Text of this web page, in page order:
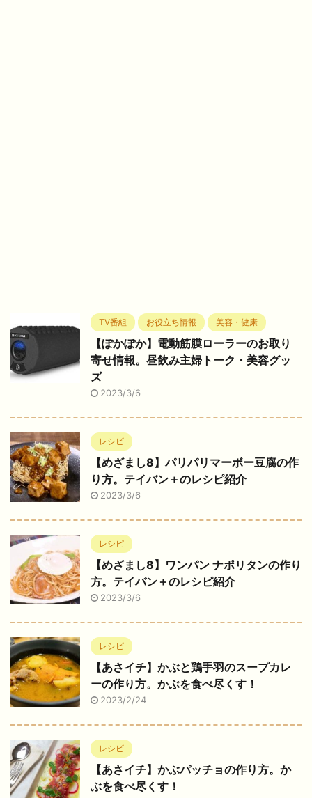
TV番組 お役立ち情報 美容・健康
【ぽかぽか】電動筋膜ローラーのお取り
寄せ情報。昼飲み主婦トーク・美容グッ
ズ
2023/3/6
レシピ
【めざまし8】パリパリマーボー豆腐の作
り方。テイバン＋のレシピ紹介
2023/3/6
レシピ
【めざまし8】ワンパン ナポリタンの作り
方。テイバン＋のレシピ紹介
2023/3/6
レシピ
【あさイチ】かぶと鶏手羽のスープカレ
ーの作り方。かぶを食べ尽くす！
2023/2/24
レシピ
【あさイチ】かぶパッチョの作り方。か
ぶを食べ尽くす！